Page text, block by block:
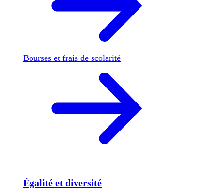
Bourses et frais de scolarité
Égalité et diversité